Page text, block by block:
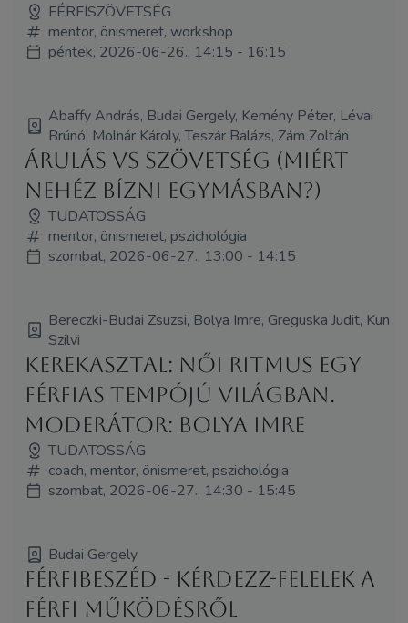
FÉRFISZÖVETSÉG
mentor, önismeret, workshop
péntek, 2026-06-26., 14:15 - 16:15
Abaffy András, Budai Gergely, Kemény Péter, Lévai
Brúnó, Molnár Károly, Teszár Balázs, Zám Zoltán
Árulás vs Szövetség (Miért
nehéz bízni egymásban?)
TUDATOSSÁG
mentor, önismeret, pszichológia
szombat, 2026-06-27., 13:00 - 14:15
Bereczki-Budai Zsuzsi, Bolya Imre, Greguska Judit, Kun
Szilvi
Kerekasztal: Női ritmus egy
férfias tempójú világban.
Moderátor: Bolya Imre
TUDATOSSÁG
coach, mentor, önismeret, pszichológia
szombat, 2026-06-27., 14:30 - 15:45
Budai Gergely
Férfibeszéd - Kérdezz-felelek a
férfi működésről